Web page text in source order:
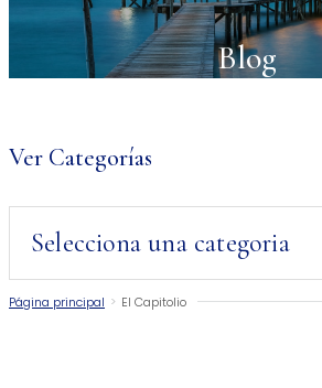
Blog
Ver Categorías
Página principal > El Capitolio